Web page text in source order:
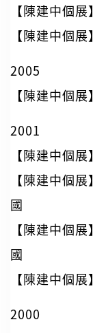
【陳建中個展
【陳建中個展
2005
【陳建中個展
2001
【陳建中個展
【陳建中個展
國
【陳建中個展
國
【陳建中個展
2000